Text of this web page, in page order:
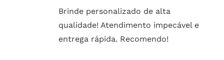
Brinde personalizado de alta
qualidade! Atendimento impecável e
entrega rápida. Recomendo!